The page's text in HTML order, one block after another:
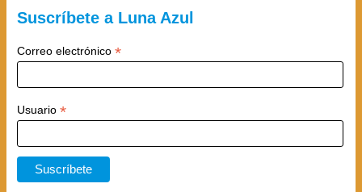
Suscríbete a Luna Azul
Correo electrónico *
Usuario *